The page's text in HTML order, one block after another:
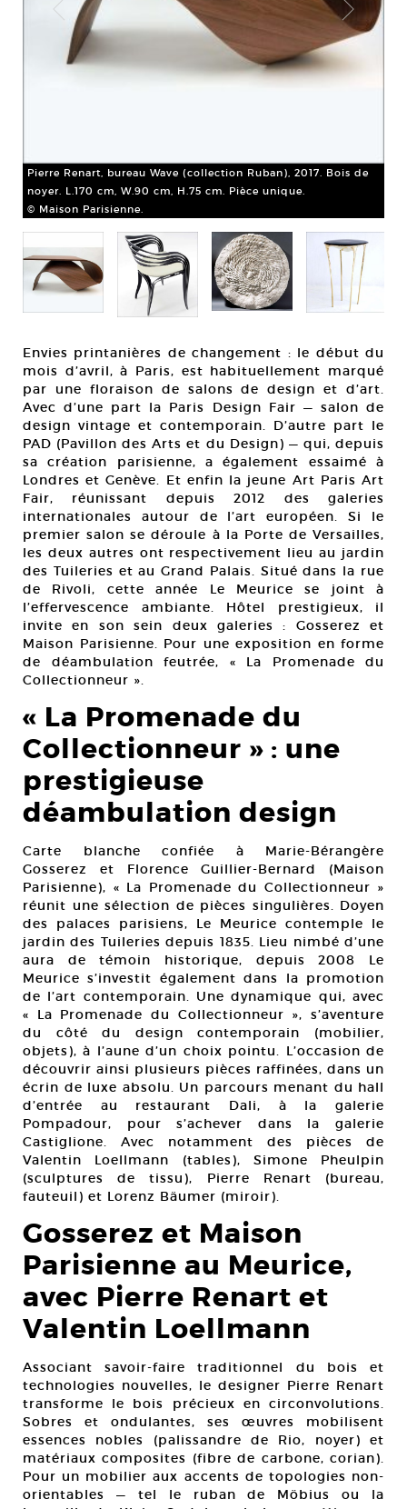
Pierre Renart, bureau Wave (collection Ruban), 2017. Bois de
noyer. L.170 cm, W.90 cm, H.75 cm. Pièce unique.
© Maison Parisienne.
Envies printanières de changement : le début du
mois d’avril, à Paris, est habituellement marqué
par une floraison de salons de design et d’art.
Avec d’une part la Paris Design Fair — salon de
design vintage et contemporain. D’autre part le
PAD (Pavillon des Arts et du Design) — qui, depuis
sa création parisienne, a également essaimé à
Londres et Genève. Et enfin la jeune Art Paris Art
Fair, réunissant depuis 2012 des galeries
internationales autour de l’art européen. Si le
premier salon se déroule à la Porte de Versailles,
les deux autres ont respectivement lieu au jardin
des Tuileries et au Grand Palais. Situé dans la rue
de Rivoli, cette année Le Meurice se joint à
l’effervescence ambiante. Hôtel prestigieux, il
invite en son sein deux galeries : Gosserez et
Maison Parisienne. Pour une exposition en forme
de déambulation feutrée, « La Promenade du
Collectionneur ».
« La Promenade du
Collectionneur » : une
prestigieuse
déambulation design
Carte blanche confiée à Marie-Bérangère
Gosserez et Florence Guillier-Bernard (Maison
Parisienne), « La Promenade du Collectionneur »
réunit une sélection de pièces singulières. Doyen
des palaces parisiens, Le Meurice contemple le
jardin des Tuileries depuis 1835. Lieu nimbé d’une
aura de témoin historique, depuis 2008 Le
Meurice s’investit également dans la promotion
de l’art contemporain. Une dynamique qui, avec
« La Promenade du Collectionneur », s’aventure
du côté du design contemporain (mobilier,
objets), à l’aune d’un choix pointu. L’occasion de
découvrir ainsi plusieurs pièces raffinées, dans un
écrin de luxe absolu. Un parcours menant du hall
d’entrée au restaurant Dali, à la galerie
Pompadour, pour s’achever dans la galerie
Castiglione. Avec notamment des pièces de
Valentin Loellmann (tables), Simone Pheulpin
(sculptures de tissu), Pierre Renart (bureau,
fauteuil) et Lorenz Bäumer (miroir).
Gosserez et Maison
Parisienne au Meurice,
avec Pierre Renart et
Valentin Loellmann
Associant savoir-faire traditionnel du bois et
technologies nouvelles, le designer Pierre Renart
transforme le bois précieux en circonvolutions.
Sobres et ondulantes, ses œuvres mobilisent
essences nobles (palissandre de Rio, noyer) et
matériaux composites (fibre de carbone, corian).
Pour un mobilier aux accents de topologies non-
orientables — tel le ruban de Möbius ou la